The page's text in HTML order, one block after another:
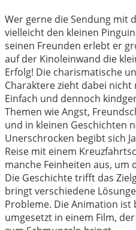
Wer gerne die Sendung mit
vielleicht den kleinen
seinen Freunden erlebt er
auf der Kinoleinwand die
Erfolg! Die charismatische
Charaktere zieht dabei
Einfach und dennoch
Themen wie Angst,
und in kleinen Geschichten
Unerschrocken begibt sich
Reise mit einem
manche Feinheiten aus, um
Die Geschichte trifft das
bringt verschiedene
Probleme. Die Animation
umgesetzt in einem Film,